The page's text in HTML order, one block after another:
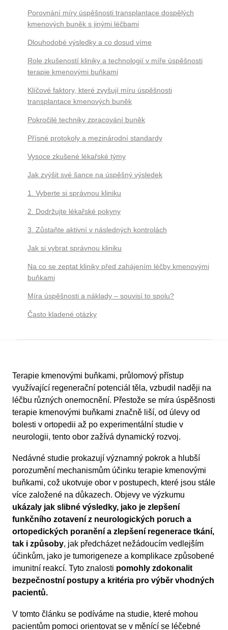
Terapie kmenovými buňkami, průlomový přístup
využívající regenerační potenciál těla, vzbudil naději na
léčbu různých onemocnění. Přestože se míra úspěšnosti
terapie kmenovými buňkami značně liší, od úlevy od
bolesti v ortopedii až po experimentální studie v
neurologii, tento obor zažívá dynamický rozvoj.
Nedávné studie prokazují významný pokrok a hlubší
porozumění mechanismům účinku terapie kmenovými
buňkami, což ukotvuje obor v postupech, které jsou stále
více založené na důkazech. Objevy ve výzkumu
ukázaly jak slibné výsledky, jako je zlepšení
funkčního zotavení z neurologických poruch a
ortopedických poranění a zlepšení regenerace tkání,
tak i způsoby, jak předcházet nežádoucím vedlejším
účinkům, jako je tumorigeneze a komplikace způsobené
imunitní reakcí. Tyto znalosti pomohly zdokonalit
bezpečnostní postupy a kritéria pro výběr vhodných
pacientů.
V tomto článku se podíváme na studie, které mohou
pacientům pomoci orientovat se v měnící se léčebné
Porovnání míry úspěšnosti transplantace dospělých
kmenových buněk s jinými léčbami
Dlouhodobé výsledky a co dosud víme
Role zkušeností kliniky a technologií v míře úspěšnosti
terapie kmenovými buňkami
Klíčové faktory, které zvyšují míru úspěšnosti
transplantace kmenových buněk
Pokročilé techniky zpracování buněk
Přísné protokoly a mezinárodní standardy
Vysoce zkušené lékařské týmy
Jak zvýšit své šance na úspěšný výsledek
1. Vyberte si správnou kliniku
2. Dodržujte lékařské pokyny
3. Zůstaňte aktivní v následných kontrolách
Jak si vybrat správnou kliniku
Na co se zeptat kliniky před zahájením léčby kmenovými
buňkami
Míra úspěšnosti a náklady – souvisí to spolu?
Často kladené otázky